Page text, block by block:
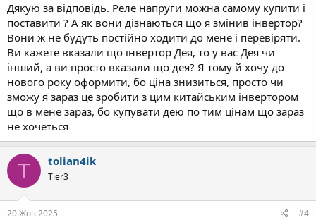
щоб пробку замотати можна було. Я сверлив сам
Хоча і
хлопці могли свердлити. дірку щоб пломбу поставити. Більш
того. Я б дуже радив ставити його окремо. Дуже радив! Десь на
стіні коло інвертора. Тільки кабель від лічильника до інвертора
(до реле напруги) нормальний, щоб падіння напруги
мінімальне було. В мене 11 кВт потіжність та 11 кВт інвертора
(6+5 кВт). Та два реле напруги. Дівчина - та що за 5 віконцем
грамотна. Якщо складнощі - підходьте до неї і просіться щб
прийняла саме вона.
Для інвертора 10 кВт ставити потрібно 14 кВт панелів. Інакше
своєї потужності.
Взимку генерація не значна. Тож толку від панелів в якості
заробітку - дуже мало. Одне, тільки при тотальному блекауті
ззможете хоть якийсь кВт отримати. А от вигода від того, що в
Дякую за відповідь. Реле напруги можна самому купити і
поставити ? А як вони дізнаються що я змінив інвертор?
Вони ж не будуть постійно ходити до мене і перевіряти.
Ви кажете вказали що інвертор Дея, то у вас Дея чи
інший, а ви просто вказали що дея? Я тому й хочу до
нового року оформити, бо ціна знизиться, просто чи
зможу я зараз це зробити з цим китайським інвертором
що в мене зараз, бо купувати дею по тим цінам що зараз
не хочеться
T tolian4ik
Tier3
20 Жов 2025 #4